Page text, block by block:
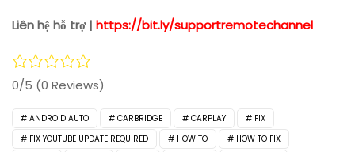
Liên hệ hỗ trợ | https://bit.ly/supportremotechannel
0/5 (0 Reviews)
ANDROID AUTO CARBRIDGE CARPLAY
FIX
FIX YOUTUBE UPDATE REQUIRED
HOW TO
HOW TO FIX